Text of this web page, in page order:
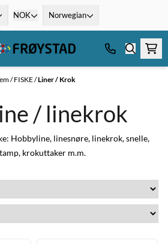
NOK Norwegian
/FISKE/Liner / Krok
/ linekrok
Hobbyline, linesnøre, linekrok, snelle,
krokuttaker m.m.